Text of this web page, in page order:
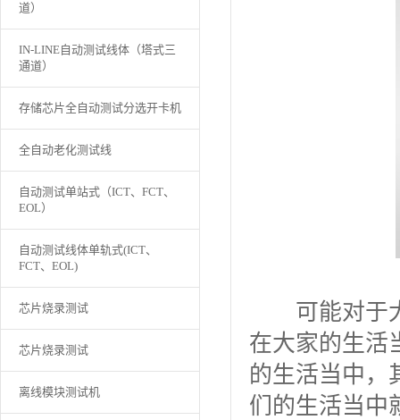
道）
IN-LINE自动测试线体（塔式三
通道）
存储芯片全自动测试分选开卡机
全自动老化测试线
自动测试单站式（ICT、FCT、
EOL）
自动测试线体单轨式(ICT、
FCT、EOL)
芯片烧录测试
芯片烧录测试
离线模块测试机
可能对于
在大家的生活
的生活当中，
们的生活当中